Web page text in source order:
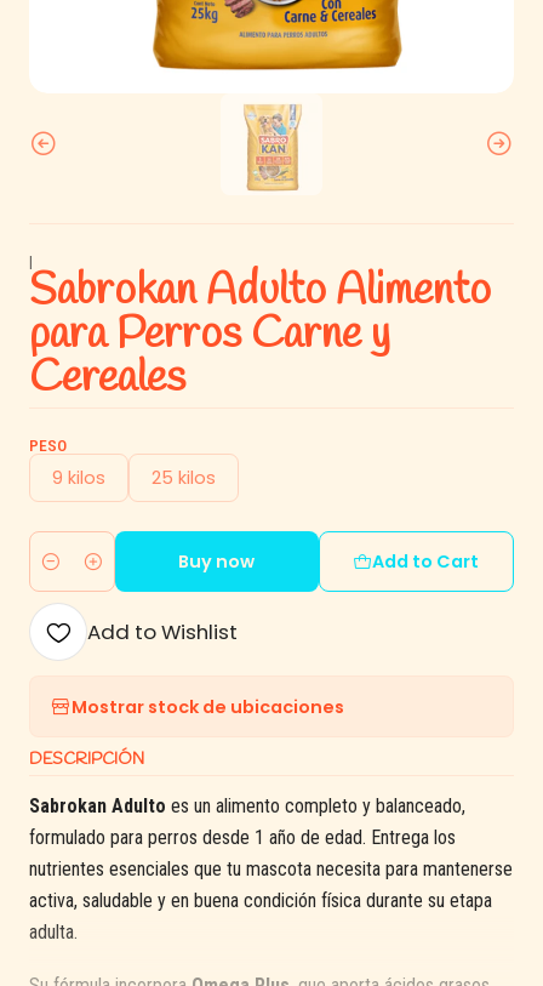
|
Sabrokan Adulto Alimento
para Perros Carne y
Cereales
PESO
9 kilos 25 kilos
Quantity
Add to Cart
Buy now
Add to Wishlist
Mostrar stock de ubicaciones
DESCRIPCIÓN
Sabrokan Adulto es un alimento completo y balanceado,
formulado para perros desde 1 año de edad. Entrega los
nutrientes esenciales que tu mascota necesita para mantenerse
activa, saludable y en buena condición física durante su etapa
adulta.